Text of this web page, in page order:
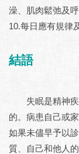
澡、肌肉鬆弛及
10.每日應有規律
結語
失眠是精神疾
的。病患自己或
如果未儘早予以
質、自己和他人